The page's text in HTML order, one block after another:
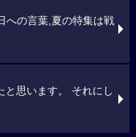
への言葉,夏の特集は戦
と思います。 それにし